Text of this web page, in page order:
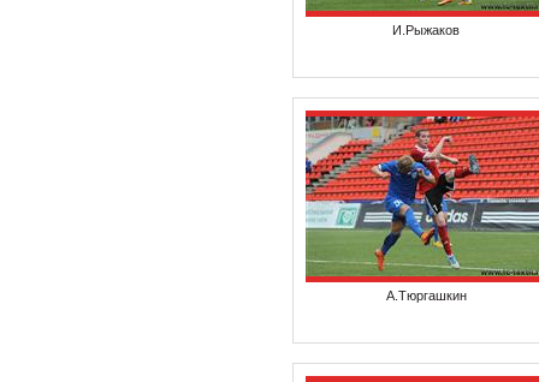
И.Рыжаков
А.Тюргашкин